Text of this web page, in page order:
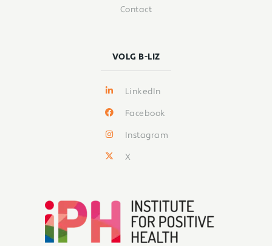
Contact
VOLG B-LIZ
LinkedIn
Facebook
Instagram
X